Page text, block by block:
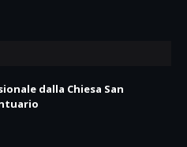
dalla Chiesa San